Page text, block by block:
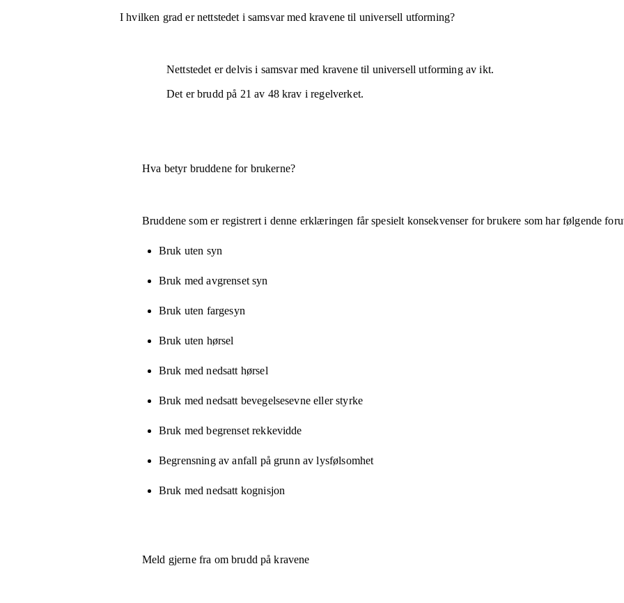
I hvilken grad er nettstedet i samsvar med kravene til universell utforming?
Nettstedet erdelvis i samsvarmed kravene til universell utforming av ikt.
Det er brudd på 21 av 48krav i regelverket.
Hva betyr bruddene for brukerne?
Bruddene som er registrert i denne erklæringen får spesielt konsekvenser for brukere som har følgende
Bruk uten syn
Bruk med avgrenset syn
Bruk uten fargesyn
Bruk uten hørsel
Bruk med nedsatt hørsel
Bruk med nedsatt bevegelsesevne eller styrke
Bruk med begrenset rekkevidde
Begrensning av anfall på grunn av lysfølsomhet
Bruk med nedsatt kognisjon
Meld gjerne fra om brudd på kravene